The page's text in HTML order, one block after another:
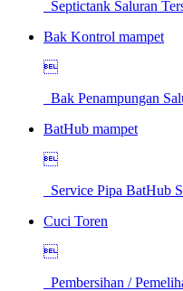
Septictank Saluran
Bak Kontrol mampet

Bak Penampungan
BatHub mampet

Service Pipa BatHub
Cuci Toren

Pembersihan /